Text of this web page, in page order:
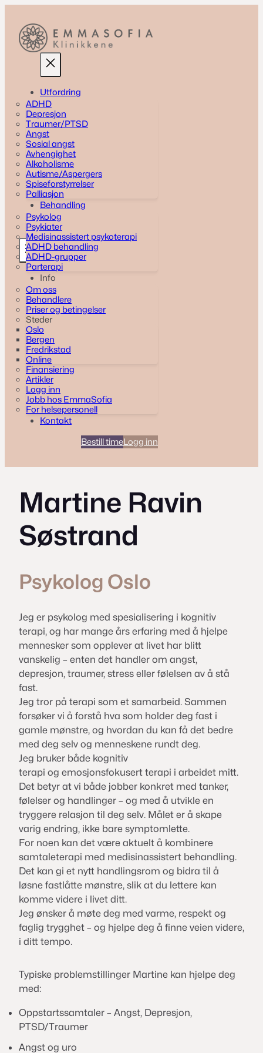
content
Utfordring
ADHD
Depresjon
Traumer/PTSD
Angst
Sosial angst
Avhengighet
Alkoholisme
Autisme/Aspergers
Spiseforstyrrelser
Palliasjon
Behandling
Psykolog
Psykiater
Medisinassistert psykoterapi
ADHD behandling
ADHD-grupper
Parterapi
Info
Om oss
Behandlere
Priser og betingelser
Steder
Oslo
Bergen
Fredrikstad
Online
Finansiering
Artikler
Logg inn
Jobb hos EmmaSofia
For helsepersonell
Kontakt
Bestill timeLogg inn
Martine Ravin
Søstrand
Psykolog Oslo
Jeg er psykolog med spesialisering i kognitiv
terapi, og har mange års erfaring med å hjelpe
mennesker som opplever at livet har blitt
vanskelig – enten det handler om angst,
depresjon, traumer, stress eller følelsen av å stå
fast.
Jeg tror på terapi som et samarbeid. Sammen
forsøker vi å forstå hva som holder deg fast i
gamle mønstre, og hvordan du kan få det bedre
med deg selv og menneskene rundt deg.
Jeg bruker både kognitiv
terapi og emosjonsfokusert terapi i arbeidet mitt.
Det betyr at vi både jobber konkret med tanker,
følelser og handlinger – og med å utvikle en
tryggere relasjon til deg selv. Målet er å skape
varig endring, ikke bare symptomlette.
For noen kan det være aktuelt å kombinere
samtaleterapi med medisinassistert behandling.
Det kan gi et nytt handlingsrom og bidra til å
løsne fastlåtte mønstre, slik at du lettere kan
komme videre i livet ditt.
Jeg ønsker å møte deg med varme, respekt og
faglig trygghet – og hjelpe deg å finne veien videre,
i ditt tempo.
Typiske problemstillinger Martine kan hjelpe deg
med:
Oppstartssamtaler – Angst, Depresjon,
PTSD/Traumer
Angst og uro